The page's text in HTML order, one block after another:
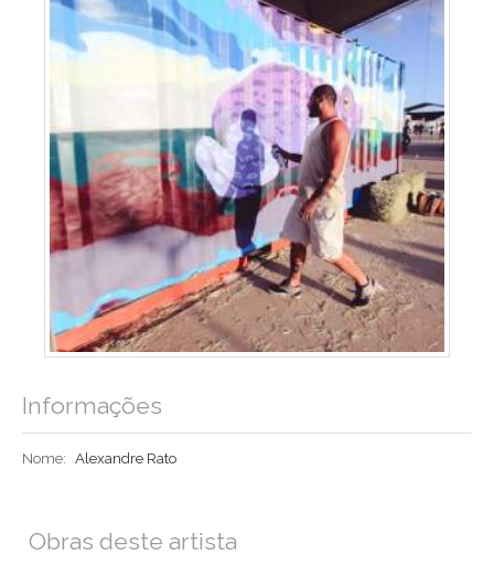
Informações
Nome: Alexandre Rato
Obras deste artista